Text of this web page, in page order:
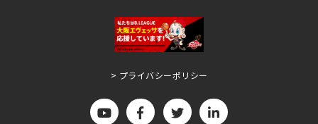
> プライバシーポリシー